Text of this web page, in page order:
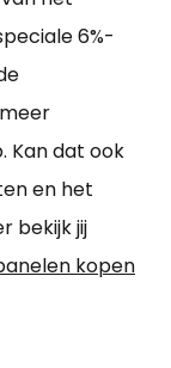
6%-
Kan dat ook
en het
bekijk jij
kopen